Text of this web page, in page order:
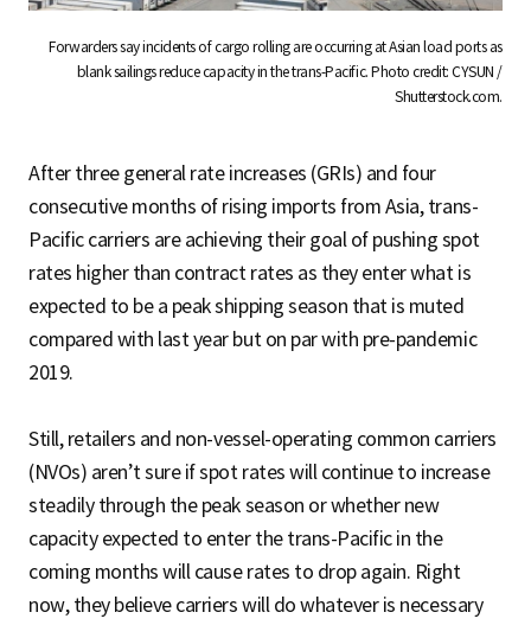
Forwarders say incidents of cargo rolling are occurring at Asian load ports as
blank sailings reduce capacity in the trans-Pacific. Photo credit: CYSUN /
Shutterstock.com.
After three general rate increases (GRIs) and four
consecutive months of rising imports from Asia, trans-
Pacific carriers are achieving their goal of pushing spot
rates higher than contract rates as they enter what is
expected to be a peak shipping season that is muted
compared with last year but on par with pre-pandemic
2019.
Still, retailers and non-vessel-operating common carriers
(NVOs) aren’t sure if spot rates will continue to increase
steadily through the peak season or whether new
capacity expected to enter the trans-Pacific in the
coming months will cause rates to drop again. Right
now, they believe carriers will do whatever is necessary